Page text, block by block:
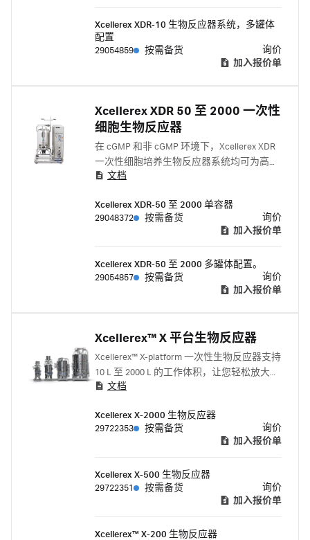
Xcellerex XDR-10 生物反应器系统，多罐体
配置
29054859
按需备货
询价
加入报价单
Xcellerex XDR 50 至 2000 一次性
细胞生物反应器
在 cGMP 和非 cGMP 环境下，Xcellerex XDR
一次性细胞培养生物反应器系统均可为高达
2000 L 反应器提供可扩展性以及可靠的搅拌
夹套结构，用于盛放安装一次性反应袋进行
细胞系的培养，通过TCU进行精准的升降温
文档
Xcellerex XDR-50 至 2000 单容器
29048372
按需备货
询价
加入报价单
Xcellerex XDR-50 至 2000 多罐体配置。
29054857
按需备货
询价
加入报价单
Xcellerex™ X 平台生物反应器
Xcellerex™ X-platform 一次性生物反应器支持
10 L 至 2000 L 的工作体积，让您轻松放大、
最大化工艺灵活性并降低操作失误风险。其
文档
Xcellerex X-2000 生物反应器
29722353
按需备货
询价
加入报价单
Xcellerex X-500 生物反应器
29722351
按需备货
询价
加入报价单
Xcellerex™ X-200 生物反应器